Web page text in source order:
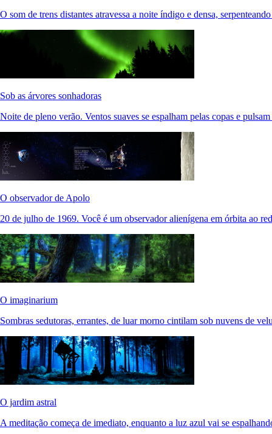
O som de trens distantes atravessa a noite índigo e densa,
Sob as árvores sonhadoras
Noite de pleno verão. Ventos suaves se espalham pelas copas e
O observador de Apolo
20 de julho de 1969. Você é um observador alienígena em órbita ao
O imaginarium
Sombras sedutoras, errantes, de luar morno cintilam sob nuvens de
O jardim astral
A meditação começa de imediato, enquanto a luz azul vai se